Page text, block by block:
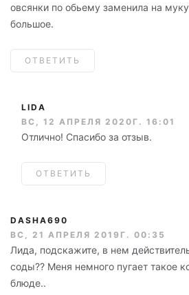
овсянки по обьему заменила на
большое.
ОТВЕТИТЬ
LIDA
ВС, 12 АПРЕЛЯ 2020Г. 16:01
Отлично! Спасибо за отзыв.
ОТВЕТИТЬ
DASHA690
ВС, 21 АПРЕЛЯ 2019Г. 00:35
Лида, подскажите, в нем
соды?? Меня немного пугает такое
блюде..